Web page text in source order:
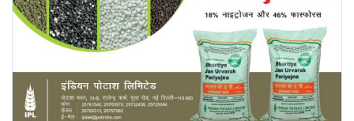
Ground Report
Rural Connect
Gallery